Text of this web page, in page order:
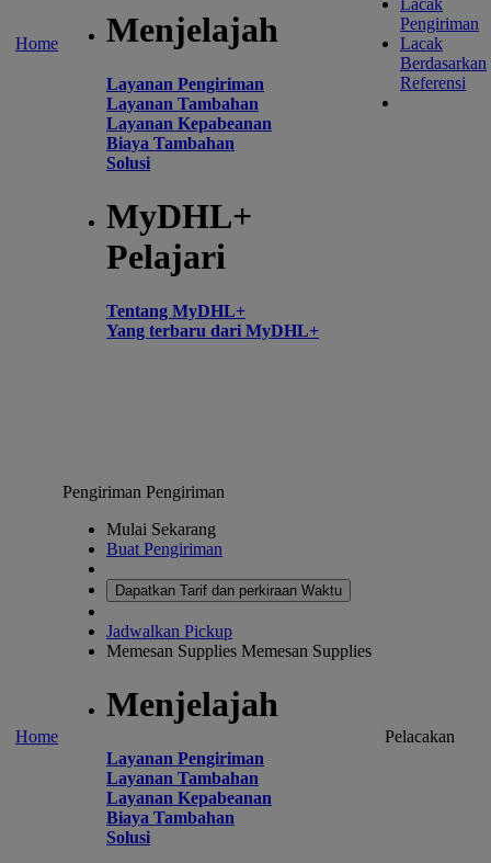
Home Menjelajah
Layanan Pengiriman
Layanan Tambahan
Layanan Kepabeanan
Biaya Tambahan
Solusi
MyDHL+
Pelajari
Tentang MyDHL+
Yang terbaru dari MyDHL+
Lacak
Pengiriman
Lacak
Berdasarkan
Referensi
Home
Pengiriman Pengiriman
Mulai Sekarang
Buat Pengiriman
Dapatkan Tarif dan perkiraan Waktu
Jadwalkan Pickup
Memesan Supplies Memesan Supplies
Menjelajah
Layanan Pengiriman
Layanan Tambahan
Layanan Kepabeanan
Biaya Tambahan
Solusi
Pelacakan